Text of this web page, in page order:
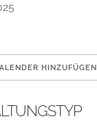
HINZUFÜGEN